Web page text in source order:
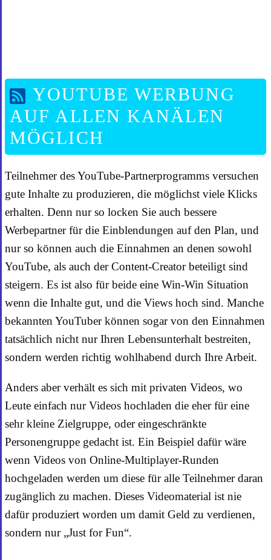
YOUTUBE WERBUNG
AUF ALLEN KANÄLEN
MÖGLICH
Teilnehmer des YouTube-Partnerprogramms versuchen
gute Inhalte zu produzieren, die möglichst viele Klicks
erhalten. Denn nur so locken Sie auch bessere
Werbepartner für die Einblendungen auf den Plan, und
nur so können auch die Einnahmen an denen sowohl
YouTube, als auch der Content-Creator beteiligt sind
steigern. Es ist also für beide eine Win-Win Situation
wenn die Inhalte gut, und die Views hoch sind. Manche
bekannten YouTuber können sogar von den Einnahmen
tatsächlich nicht nur Ihren Lebensunterhalt bestreiten,
sondern werden richtig wohlhabend durch Ihre Arbeit.
Anders aber verhält es sich mit privaten Videos, wo
Leute einfach nur Videos hochladen die eher für eine
sehr kleine Zielgruppe, oder eingeschränkte
Personengruppe gedacht ist. Ein Beispiel dafür wäre
wenn Videos von Online-Multiplayer-Runden
hochgeladen werden um diese für alle Teilnehmer daran
zugänglich zu machen. Dieses Videomaterial ist nie
dafür produziert worden um damit Geld zu verdienen,
sondern nur „Just for Fun“.